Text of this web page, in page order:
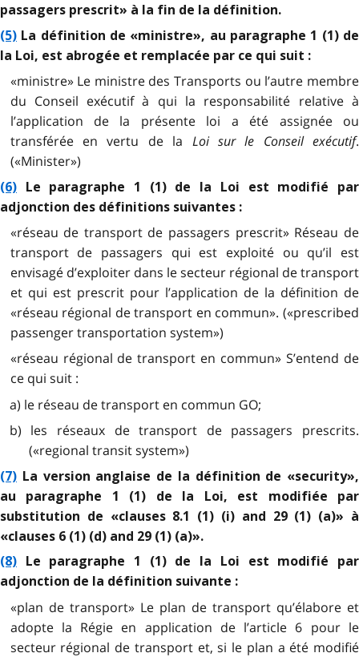
passagers prescrit» à la fin de la définition.
(5) La définition de «ministre», au paragraphe 1 (1) de
la Loi, est abrogée et remplacée par ce qui suit :
«ministre» Le ministre des Transports ou l’autre membre
du Conseil exécutif à qui la responsabilité relative à
l’application de la présente loi a été assignée ou
transférée en vertu de la Loi sur le Conseil exécutif.
(«Minister»)
(6) Le paragraphe 1 (1) de la Loi est modifié par
adjonction des définitions suivantes :
«réseau de transport de passagers prescrit» Réseau de
transport de passagers qui est exploité ou qu’il est
envisagé d’exploiter dans le secteur régional de transport
et qui est prescrit pour l’application de la définition de
«réseau régional de transport en commun». («prescribed
passenger transportation system»)
«réseau régional de transport en commun» S’entend de
ce qui suit :
a) le réseau de transport en commun GO;
b) les réseaux de transport de passagers prescrits.
(«regional transit system»)
(7) La version anglaise de la définition de «security»,
au paragraphe 1 (1) de la Loi, est modifiée par
substitution de «clauses 8.1 (1) (i) and 29 (1) (a)» à
«clauses 6 (1) (d) and 29 (1) (a)».
(8) Le paragraphe 1 (1) de la Loi est modifié par
adjonction de la définition suivante :
«plan de transport» Le plan de transport qu’élabore et
adopte la Régie en application de l’article 6 pour le
secteur régional de transport et, si le plan a été modifié